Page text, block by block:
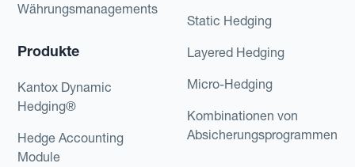
Währungsmanagements
Produkte
Kantox Dynamic
Hedging®
Hedge Accounting
Module
Static Hedging
Layered Hedging
Micro-Hedging
Kombinationen von
Absicherungsprogrammen